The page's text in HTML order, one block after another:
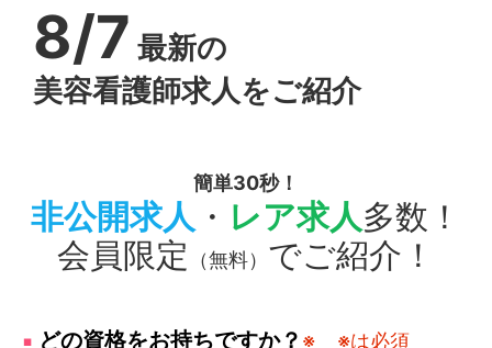
8/7 最新の
美容看護師求人をご紹介
簡単30秒！
非公開求人 ・ レア求人多数！
会員限定
（無料） でご紹介！
どの資格をお持ちですか？ ※ ※は必須